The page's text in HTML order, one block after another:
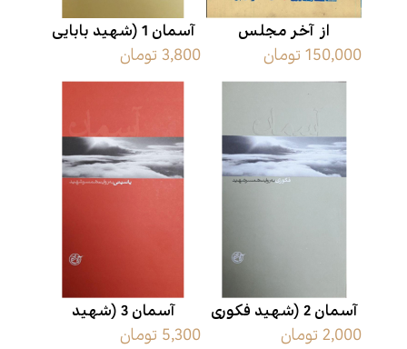
از آخر مجلس
150,000 تومان
آسمان 1 (شهید بابایی
به روایت همسر شهید)
3,800 تومان
آسمان 2 (شهید فکوری
به روایت همسر شهید)
2,000 تومان
آسمان 3 (شهید
یاسینی به روایت همسر
5,300 تومان